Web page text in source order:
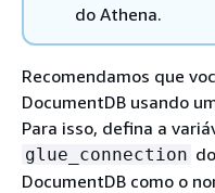
do Athena.
Recomendamos que
DocumentDB usando
Para isso, defina a
glue_connection
DocumentDB como o